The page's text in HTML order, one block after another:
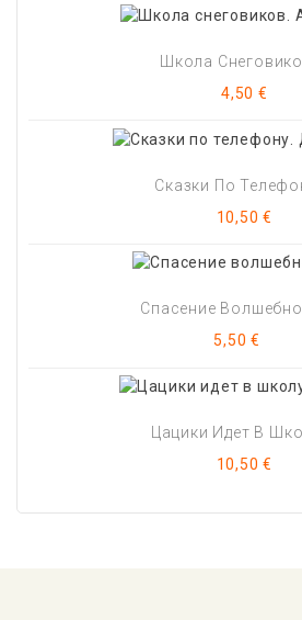
Школа
Цена
4,50 €
Сказки По
Цена
10,50 €
Спасение
Цена
5,50 €
Цацики Идет В
Цена
10,50 €